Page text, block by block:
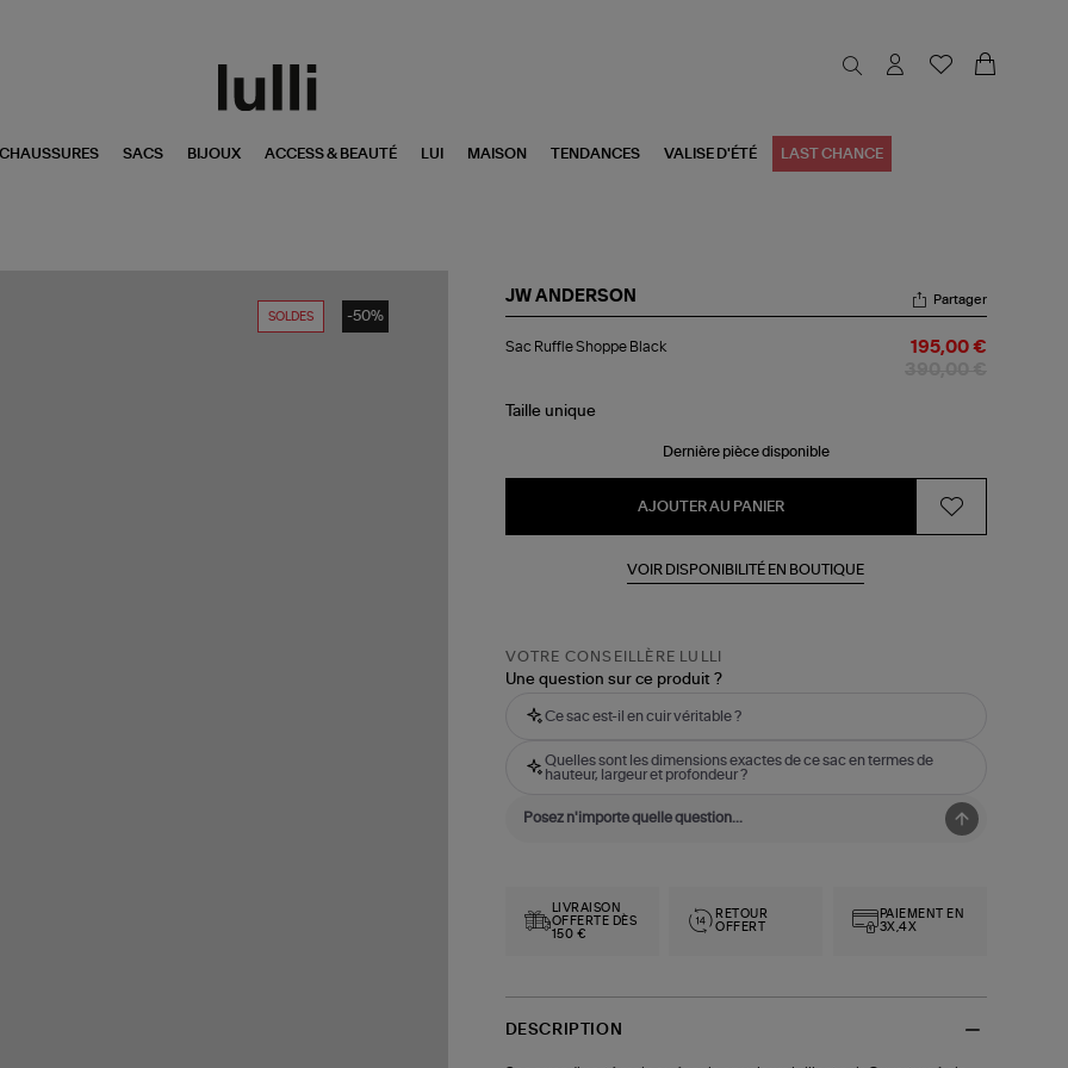
CHAUSSURES SACS BIJOUX ACCESS & BEAUTÉ LUI MAISON TENDANCES VALISE D'ÉTÉ LAST CHANCE
SOLDES -50%
JW ANDERSON
Ruffle
Partager
Sac Ruffle Shoppe Black 195,00 €
Taille unique
Dernière pièce disponible
AJOUTER AU PANIER
VOIR DISPONIBILITÉ EN BOUTIQUE
VOTRE CONSEILLÈRE LULLI
Une question sur ce produit ?
Ce sac est-il en cuir véritable ?
Quelles sont les dimensions exactes de ce sac en termes de
hauteur, largeur et profondeur ?
LIVRAISON
OFFERTE DÈS
150 €
RETOUR
OFFERT
PAIEMENT EN
3X,4X
DESCRIPTION